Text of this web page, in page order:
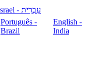
עִבְרִית - Israel
Português -
Brazil
English -
India